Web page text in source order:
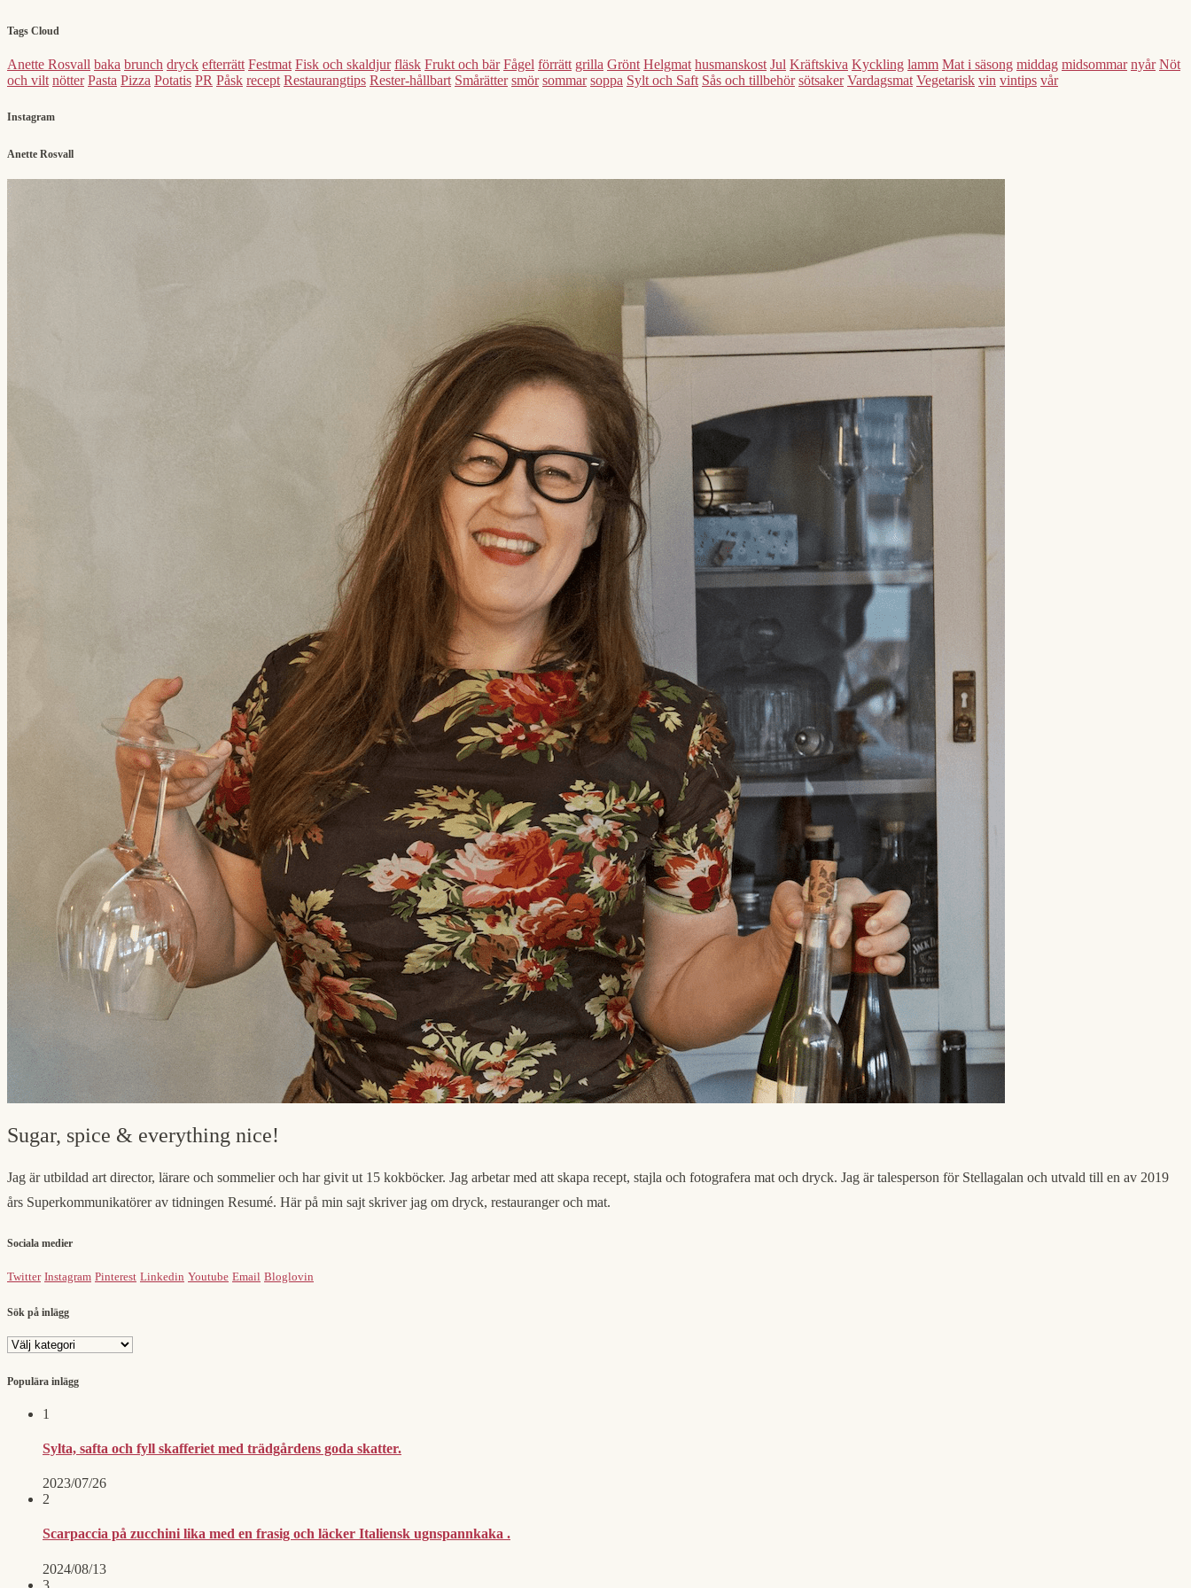
Tags Cloud
Anette Rosvall baka brunch dryck efterrätt Festmat Fisk och skaldjur fläsk Frukt och bär Fågel förrätt grilla Grönt Helgmat husmanskost Jul Kräftskiva Kyckling lamm Mat i säsong middag midsommar nyår Nöt
och vilt nötter Pasta Pizza Potatis PR Påsk recept Restaurangtips Rester-hållbart Smårätter smör sommar soppa Sylt och Saft Sås och tillbehör sötsaker Vardagsmat Vegetarisk vin vintips vår
Instagram
Anette Rosvall
Sugar, spice & everything nice!
Jag är utbildad art director, lärare och sommelier och har givit ut 15 kokböcker. Jag arbetar med att skapa recept, stajla och fotografera mat och dryck. Jag är talesperson för Stellagalan och utvald till en av 2019
års Superkommunikatörer av tidningen Resumé. Här på min sajt skriver jag om dryck, restauranger och mat.
Sociala medier
Twitter Instagram Pinterest Linkedin Youtube Email Bloglovin
Sök på inlägg
Sök
inlägg
Populära inlägg
1
Sylta, safta och fyll skafferiet med trädgårdens goda skatter.
2023/07/26
2
Scarpaccia på zucchini lika med en frasig och läcker Italiensk ugnspannkaka .
2024/08/13
3